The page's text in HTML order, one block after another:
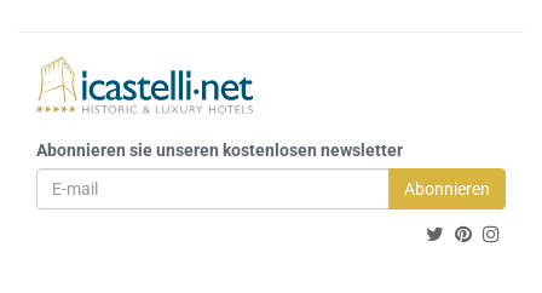
Abonnieren sie unseren kostenlosen newsletter
Abonnieren